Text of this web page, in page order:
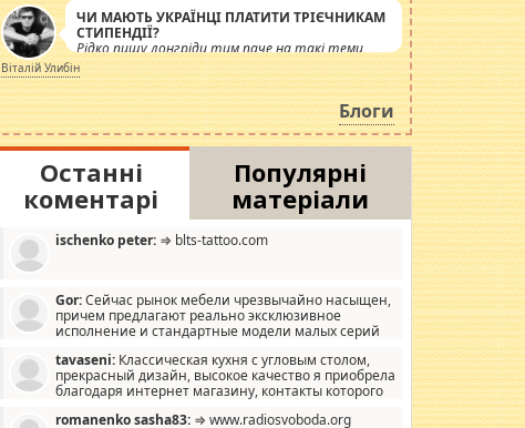
ЧИ МАЮТЬ УКРАЇНЦІ ПЛАТИТИ ТРІЄЧНИКАМ
СТИПЕНДІЇ?
Рідко пишу лонгріди тим паче на такі теми,
але вже просто дістало! Обурюють сьогоднішні
інсенуації навколо стипендіального питання.
Штучно роздувається ще одна соціальна
катастрофа.
Віталій Улибін
Блоги
Останні
коментарі
Популярні
матеріали
ischenko peter: ⇒ blts-tattoo.com
Gor:Сейчас рынок мебели чрезвычайно насыщен,
причем предлагают реально эксклюзивное
исполнение и стандартные модели малых серий
дизайну, мало походит на стандартные формы, в MebelOk,
креативненько и что главное - со вкусом все в порядке,
без ненужных наворотов удорожающих мебель, а это не
tavaseni: Классическая кухня с угловым столом,
прекрасный дизайн, высокое качество я приобрела
благодаря интернет магазину, контакты которого
romanenko sasha83: ⇒ www.radiosvoboda.org